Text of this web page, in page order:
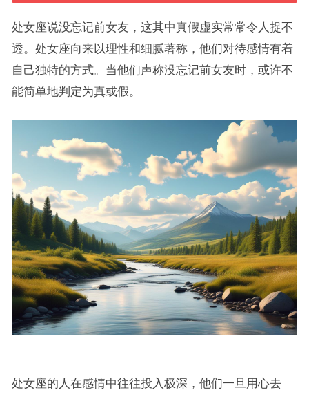
处女座说没忘记前女友，这其中真假虚实常常令人捉不
透。处女座向来以理性和细腻著称，他们对待感情有着
自己独特的方式。当他们声称没忘记前女友时，或许不
能简单地判定为真或假。
处女座的人在感情中往往投入极深，他们一旦用心去